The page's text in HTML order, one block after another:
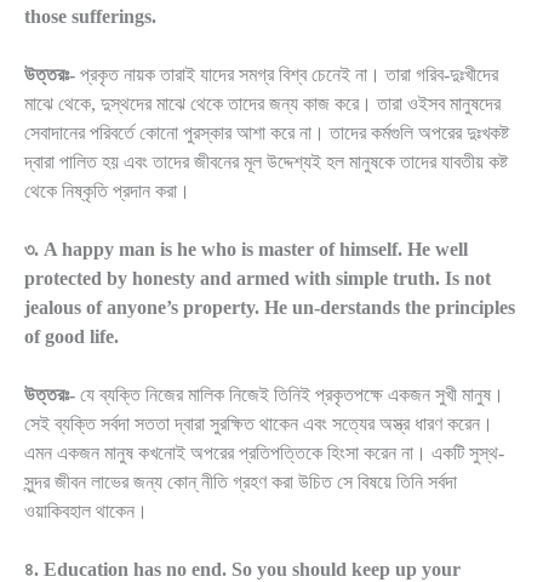
those sufferings.
উত্তরঃ- প্রকৃত নায়ক তারাই যাদের সমগ্র বিশ্ব চেনেই না। তারা গরিব-দুঃখীদের
মাঝে থেকে, দুস্থদের মাঝে থেকে তাদের জন্য কাজ করে। তারা ওইসব মানুষদের
সেবাদানের পরিবর্তে কোনো পুরস্কার আশা করে না। তাদের কর্মগুলি অপরের দুঃখকষ্ট
দ্বারা পালিত হয় এবং তাদের জীবনের মূল উদ্দেশ্যই হল মানুষকে তাদের যাবতীয় কষ্ট
থেকে নিষ্কৃতি প্রদান করা।
৩. A happy man is he who is master of himself. He well
protected by honesty and armed with simple truth. Is not
jealous of anyone’s property. He un-derstands the principles
of good life.
উত্তরঃ- যে ব্যক্তি নিজের মালিক নিজেই তিনিই প্রকৃতপক্ষে একজন সুখী মানুষ।
সেই ব্যক্তি সর্বদা সততা দ্বারা সুরক্ষিত থাকেন এবং সত্যের অস্ত্র ধারণ করেন।
এমন একজন মানুষ কখনোই অপরের প্রতিপত্তিকে হিংসা করেন না। একটি সুস্থ-
সুন্দর জীবন লাভের জন্য কোন্ নীতি গ্রহণ করা উচিত সে বিষয়ে তিনি সর্বদা
ওয়াকিবহাল থাকেন।
৪. Education has no end. So you should keep up your